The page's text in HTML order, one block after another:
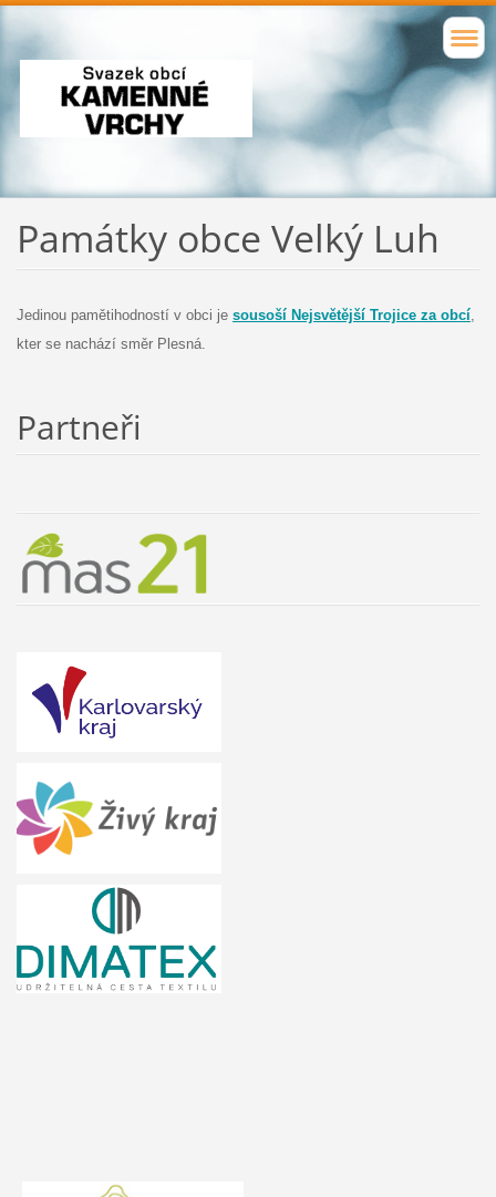
Památky obce Velký Luh
Jedinou pamětihodností v obci je sousoší Nejsvětější Trojice za obcí,
kter se nachází směr Plesná.
Partneři